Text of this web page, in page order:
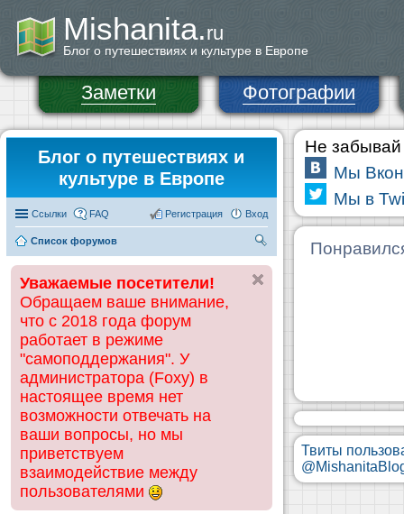
Mishanita.ru
Блог о путешествиях и культуре в Европе
Заметки Фотографии
Блог о путешествиях и
культуре в Европе
Ссылки FAQ Вход
Регистрация
Список форумов
ск
Уважаемые посетители!
Обращаем ваше внимание,
что с 2018 года форум
работает в режиме
"самоподдержания". У
администратора (Foxy) в
настоящее время нет
возможности отвечать на
ваши вопросы, но мы
приветствуем
взаимодействие между
пользователями
Не забывай
Мы
Мы в
Твиты